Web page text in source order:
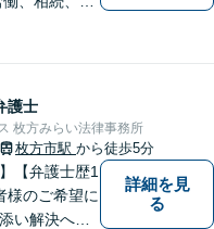
護士
枚方みらい法律事務所
枚方市駅 から徒歩5分
【弁護士歴1
様のご希望に
い解決へと
詳細を見
る